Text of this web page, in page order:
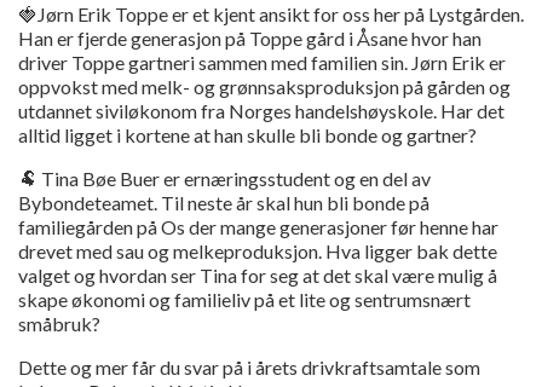
🍓Jørn Erik Toppe er et kjent ansikt for oss her på Lystgården.
Han er fjerde generasjon på Toppe gård i Åsane hvor han
driver Toppe gartneri sammen med familien sin. Jørn Erik er
oppvokst med melk- og grønnsaksproduksjon på gården og
utdannet siviløkonom fra Norges handelshøyskole. Har det
alltid ligget i kortene at han skulle bli bonde og gartner?
🐏 Tina Bøe Buer er ernæringsstudent og en del av
Bybondeteamet. Til neste år skal hun bli bonde på
familiegården på Os der mange generasjoner før henne har
drevet med sau og melkeproduksjon. Hva ligger bak dette
valget og hvordan ser Tina for seg at det skal være mulig å
skape økonomi og familieliv på et lite og sentrumsnært
småbruk?
Dette og mer får du svar på i årets drivkraftsamtale som